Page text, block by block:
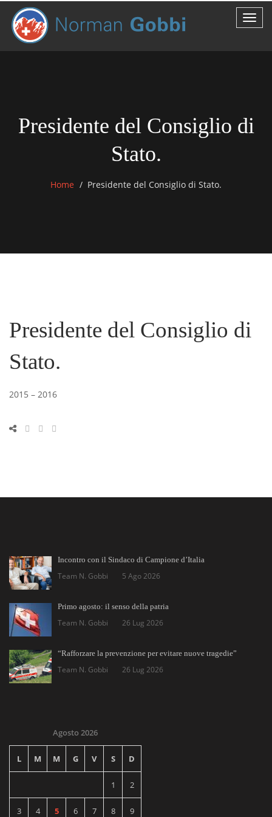
Presidente del Consiglio di
Stato.
Home Presidente del Consiglio di Stato.
Presidente del Consiglio di
Stato.
2015 – 2016
Incontro con il Sindaco di Campione d’Italia
Team N. Gobbi 5 Ago 2026
Primo agosto: il senso della patria
Team N. Gobbi 26 Lug 2026
“Rafforzare la prevenzione per evitare nuove tragedie”
Team N. Gobbi 26 Lug 2026
Agosto 2026
L M M G V S D
1 2
3 4 5 6 7 8 9